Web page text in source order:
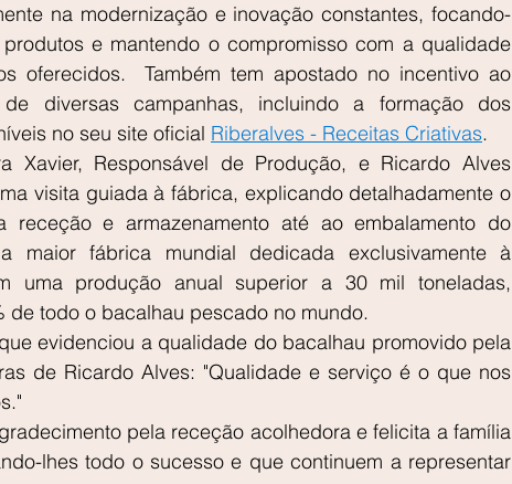
na modernização e inovação constantes, focando-
e mantendo o compromisso com a qualidade
oferecidos.  Também tem apostado no incentivo ao
diversas campanhas, incluindo a formação dos
no seu site oficial Riberalves - Receitas Criativas.
Xavier, Responsável de Produção, e Ricardo Alves
visita guiada à fábrica, explicando detalhadamente o
e armazenamento até ao embalamento do
maior fábrica mundial dedicada exclusivamente à
uma produção anual superior a 30 mil toneladas,
de todo o bacalhau pescado no mundo.
evidenciou a qualidade do bacalhau promovido pela
de Ricardo Alves: "Qualidade e serviço é o que nos
pela receção acolhedora e felicita a família
lhes todo o sucesso e que continuem a representar